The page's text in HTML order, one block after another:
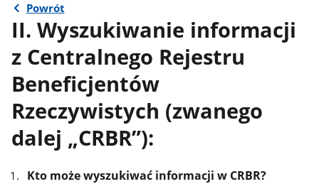
Powrót
II. Wyszukiwanie informacji
z Centralnego Rejestru
Beneficjentów
Rzeczywistych (zwanego
dalej „CRBR”):
Kto może wyszukiwać informacji w CRBR?